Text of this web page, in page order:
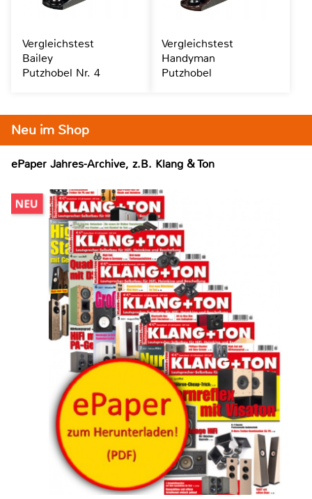
Neu im Shop
ePaper Jahres-Archive, z.B. Klang & Ton
Vergleichstest
Bailey
Putzhobel Nr. 4
Vergleichstest
Handyman
Putzhobel